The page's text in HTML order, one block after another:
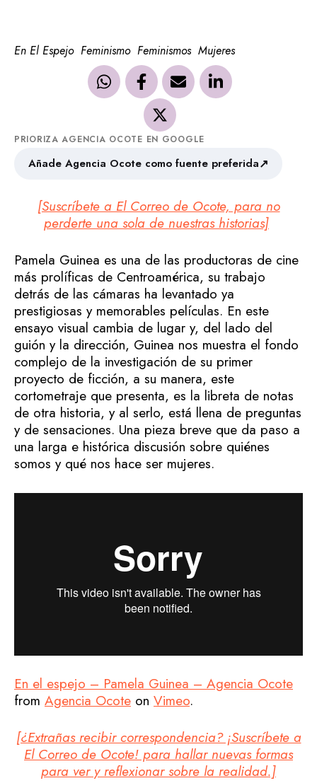
En El Espejo Feminismo Feminismos Mujeres
PRIORIZA AGENCIA OCOTE EN GOOGLE
Añade Agencia Ocote como fuente preferida↗
[Suscríbete a El Correo de Ocote, para no
perderte una sola de nuestras historias]
Pamela Guinea es una de las productoras de cine
más prolíficas de Centroamérica, su trabajo
detrás de las cámaras ha levantado ya
prestigiosas y memorables películas. En este
ensayo visual cambia de lugar y, del lado del
guión y la dirección, Guinea nos muestra el fondo
complejo de la investigación de su primer
proyecto de ficción, a su manera, este
cortometraje que presenta, es la libreta de notas
de otra historia, y al serlo, está llena de preguntas
y de sensaciones. Una pieza breve que da paso a
una larga e histórica discusión sobre quiénes
somos y qué nos hace ser mujeres.
En el espejo – Pamela Guinea – Agencia Ocote
from Agencia Ocote on Vimeo.
[¿Extrañas recibir correspondencia? ¡Suscríbete a
El Correo de Ocote! para hallar nuevas formas
para ver y reflexionar sobre la realidad.]